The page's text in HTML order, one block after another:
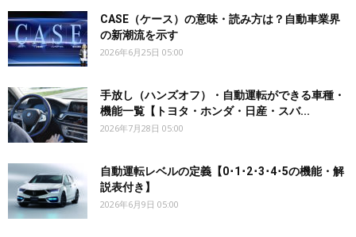
CASE（ケース）の意味・読み方は？自動車業界
の新潮流を示す
2026年6月25日 05:00
手放し（ハンズオフ）・自動運転ができる車種・
機能一覧【トヨタ・ホンダ・日産・スバ...
2026年7月28日 05:00
自動運転レベルの定義【0･1･2･3･4･5の機能・解
説表付き】
2026年6月9日 05:00